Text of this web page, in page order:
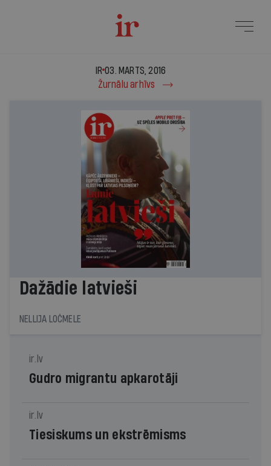
IR - 03. marts, 2016
IR 03. MARTS, 2016
Žurnālu arhīvs
Dažādie latvieši
NELLIJA LOČMELE
ir.lv
Gudro migrantu apkarotāji
ir.lv
Tiesiskums un ekstrēmisms